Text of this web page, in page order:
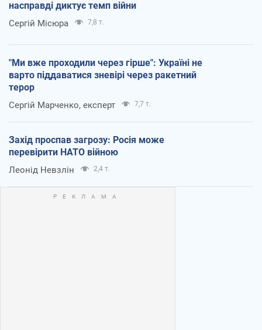
насправді диктує темп війни
Сергій Місюра 7,8 т.
"Ми вже проходили через гірше": Україні не
варто піддаватися зневірі через ракетний
терор
Сергій Марченко, експерт 7,7 т.
Захід проспав загрозу: Росія може
перевірити НАТО війною
Леонід Невзлін 2,4 т.